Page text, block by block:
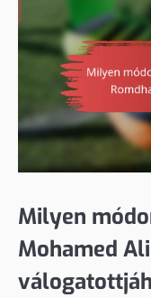
Milyen
Mohamed